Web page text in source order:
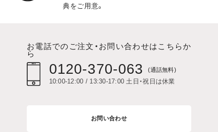
典をご用意。
お電話でのご注文・お問い合わせはこちらか
ら
0120-370-063 (通話無料)
10:00-12:00 / 13:30-17:00 土日・祝日は休業
お問い合わせ